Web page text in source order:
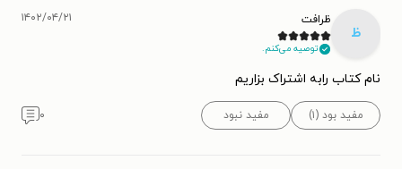
ظ
ظرافت
توصیه می‌کنم.
۱۴۰۲/۰۴/۲۱
نام کتاب رابه اشتراک بزاریم
مفید بود (۱) مفید نبود ۰